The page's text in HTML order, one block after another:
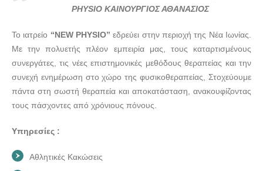
ΦΥΣΙΚΟΘΕΡΑΠΕΥΤΗΣ | ΝΕΑ ΙΩΝΙΑ ΑΤΤΙΚΗ | NEW
ΦΥΣΙΚΟΘΕΡΑΠΕΥΤΗΣ | ΝΕΑ ΙΩΝΙΑ ΑΤΤΙΚΗ | NEW
PHYSIO ΚΑΙΝΟΥΡΓΙΟΣ ΑΘΑΝΑΣΙΟΣ - doctors4u.gr
ΦΥΣΙΚΟΘΕΡΑΠΕΥΤΗΣ | ΝΕΑ ΙΩΝΙΑ ΑΤΤΙΚΗ | NEW
PHYSIO ΚΑΙΝΟΥΡΓΙΟΣ ΑΘΑΝΑΣΙΟΣ - doctors4u.gr
ΦΥΣΙΚΟΘΕΡΑΠΕΥΤΗΣ | ΝΕΑ ΙΩΝΙΑ ΑΤΤΙΚΗ | NEW
ΦΥΣΙΚΟΘΕΡΑΠΕΥΤΗΣ | ΝΕΑ ΙΩΝΙΑ ΑΤΤΙΚΗ | NEW
PHYSIO ΚΑΙΝΟΥΡΓΙΟΣ ΑΘΑΝΑΣΙΟΣ
Το ιατρείο “NEW PHYSIO” εδρεύει στην περιοχή της Νέα Ιωνίας.
Με την πολυετής πλέον εμπειρία μας, τους καταρτισμένους
συνεργάτες, τις νέες επιστημονικές μεθόδους θεραπείας και την
συνεχή ενημέρωση στο χώρο της φυσικοθεραπείας, Στοχεύουμε
πάντα στη σωστή θεραπεία και αποκατάσταση, ανακουφίζοντας
τους πάσχοντες από χρόνιους πόνους.
Υπηρεσίες :
Αθλητικές Κακώσεις